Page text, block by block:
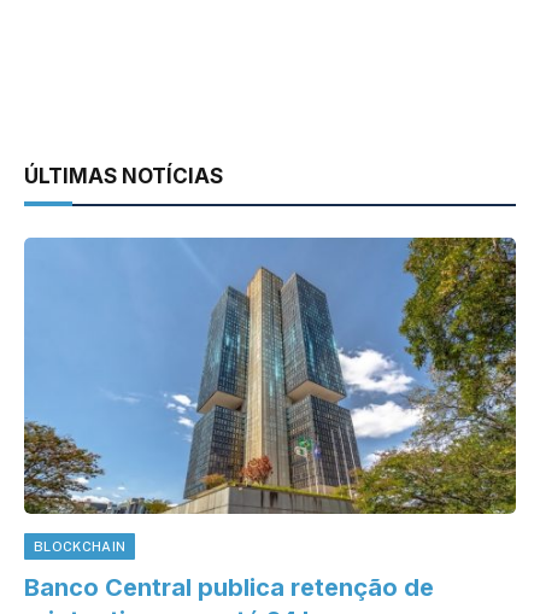
ÚLTIMAS NOTÍCIAS
BLOCKCHAIN
Banco Central publica retenção de